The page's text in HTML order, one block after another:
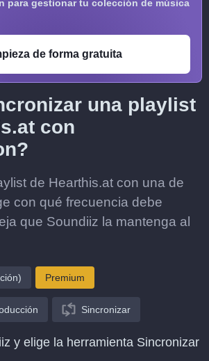
para gestionar tu colección de música
de forma gratuita
una playlist
con
de Hearthis.at con una de
con qué frecuencia debe
que Soundiiz la mantenga al
Premium
Sincronizar
y elige la herramienta Sincronizar